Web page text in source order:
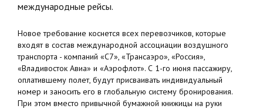
международные рейсы.
Новое требование коснется всех перевозчиков, которые
входят в состав международной ассоциации воздушного
транспорта - компаний «С7», «Трансаэро», «Россия»,
«Владивосток Авиа» и «Аэрофлот». С 1-го июня пассажиру,
оплатившему полет, будут присваивать индивидуальный
номер и заносить его в глобальную систему бронирования.
При этом вместо привычной бумажной книжицы на руки